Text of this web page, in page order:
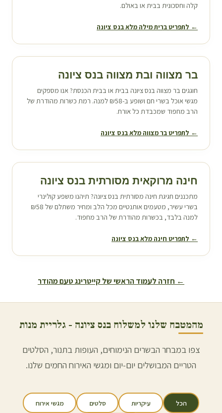
קלה וחסכונית בבית או באולם.
← לתפריט ברית מילה מלא בנס ציונה
בר מצווה ובת מצווה בנס ציונה
חוגגים בר מצווה בנס ציונה בבית או בבית הכנסת? אנו מספקים
מגשי אוכל בשרי חם ושופע ב-₪58 למנה. רמת כשרות מהודרת של
הרב מחפוד שמכבדת כל אורח.
← לתפריט בר מצווה מלא בנס ציונה
חינה מרוקאית מסורתית בנס ציונה
מתכננים חגיגת חינה מסורתית בנס ציונה? תיהנו משפע קולינרי
בשרי עשיר, מטעמים אותנטיים מכל הלב ומחיר משתלם של ₪58
למנה בלבד, בכשרות מהודרת של הרב מחפוד.
← לתפריט חינה מלא בנס ציונה
← חזרה לעמוד הראשי של קייטרינג טעם מהודר
מהמטבח שלנו למשלוח בנס ציונה - גלריית מנות
צפו במבחר הבשרים הנימוחים, העופות בתנור, הסלטים
הטריים המבושלים יום-יום ומגשי האירוח החמים שלנו.
הכל עיקריות סלטים מגשי אירוח